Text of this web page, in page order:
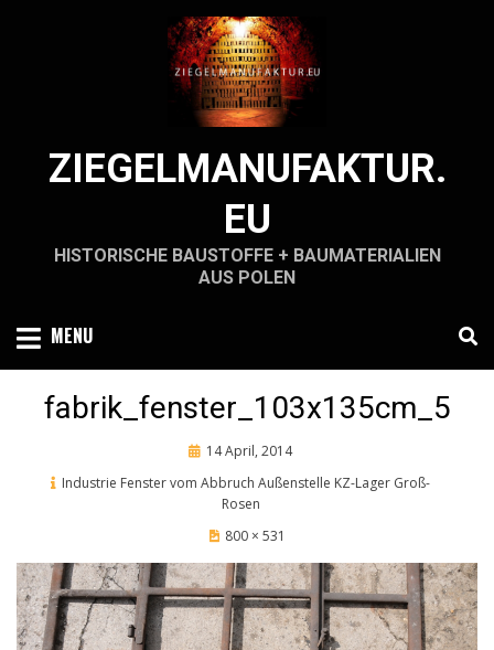
ZIEGELMANUFAKTUR.
EU
HISTORISCHE BAUSTOFFE + BAUMATERIALIEN
AUS POLEN
MENU
fabrik_fenster_103x135cm_5
Posted
14 April, 2014
Industrie Fenster vom Abbruch Außenstelle KZ-Lager Groß-
Rosen
800 × 531